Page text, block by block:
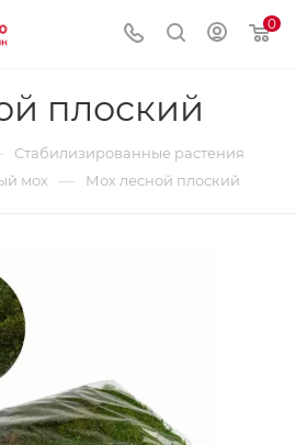
0
плоский
Стабилизированные растения
мох — Мох лесной плоский